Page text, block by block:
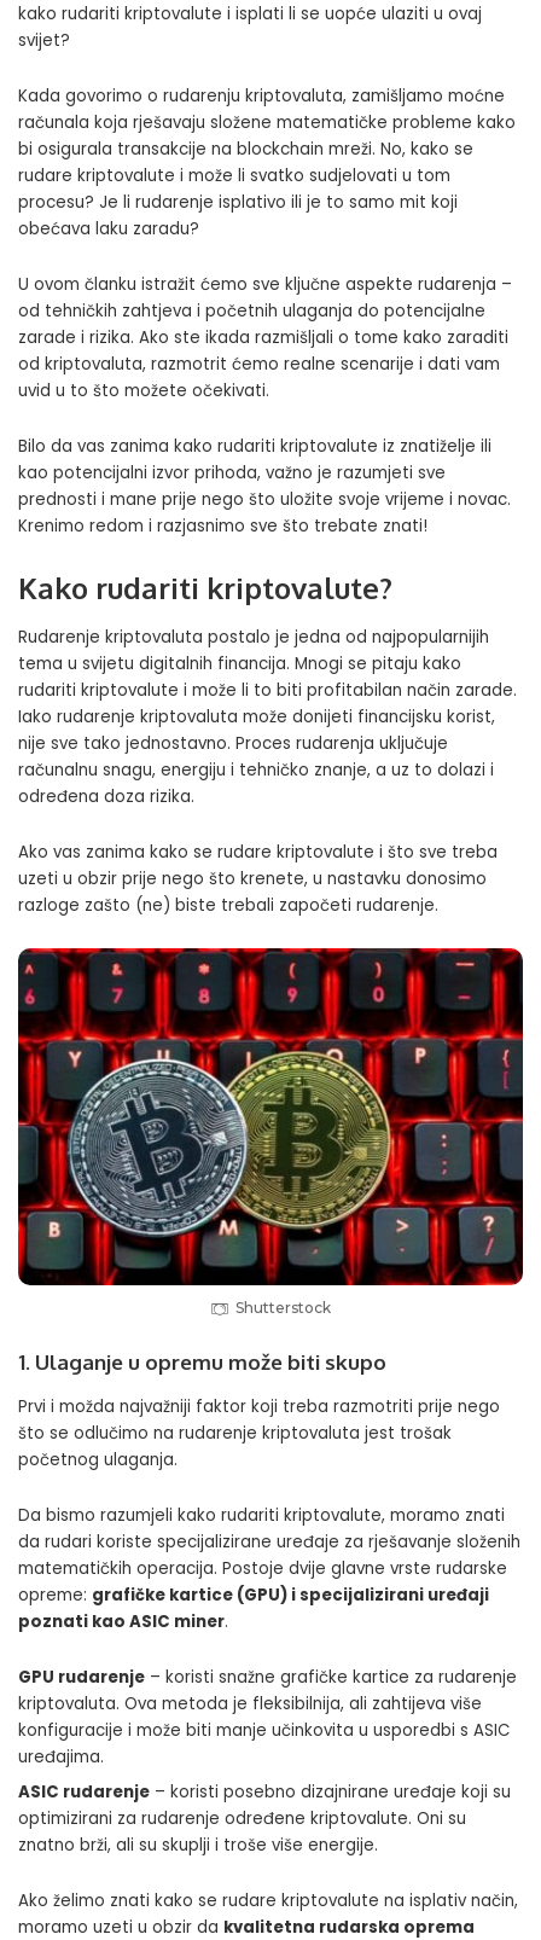
kako rudariti kriptovalute i isplati li se uopće ulaziti u ovaj
svijet?
Kada govorimo o rudarenju kriptovaluta, zamišljamo moćne
računala koja rješavaju složene matematičke probleme kako
bi osigurala transakcije na blockchain mreži. No, kako se
rudare kriptovalute i može li svatko sudjelovati u tom
procesu? Je li rudarenje isplativo ili je to samo mit koji
obećava laku zaradu?
U ovom članku istražit ćemo sve ključne aspekte rudarenja –
od tehničkih zahtjeva i početnih ulaganja do potencijalne
zarade i rizika. Ako ste ikada razmišljali o tome kako zaraditi
od kriptovaluta, razmotrit ćemo realne scenarije i dati vam
uvid u to što možete očekivati.
Bilo da vas zanima kako rudariti kriptovalute iz znatiželje ili
kao potencijalni izvor prihoda, važno je razumjeti sve
prednosti i mane prije nego što uložite svoje vrijeme i novac.
Krenimo redom i razjasnimo sve što trebate znati!
Kako rudariti kriptovalute?
Rudarenje kriptovaluta postalo je jedna od najpopularnijih
tema u svijetu digitalnih financija. Mnogi se pitaju kako
rudariti kriptovalute i može li to biti profitabilan način zarade.
Iako rudarenje kriptovaluta može donijeti financijsku korist,
nije sve tako jednostavno. Proces rudarenja uključuje
računalnu snagu, energiju i tehničko znanje, a uz to dolazi i
određena doza rizika.
Ako vas zanima kako se rudare kriptovalute i što sve treba
uzeti u obzir prije nego što krenete, u nastavku donosimo
razloge zašto (ne) biste trebali započeti rudarenje.
Shutterstock
1. Ulaganje u opremu može biti skupo
Prvi i možda najvažniji faktor koji treba razmotriti prije nego
što se odlučimo na rudarenje kriptovaluta jest trošak
početnog ulaganja.
Da bismo razumjeli kako rudariti kriptovalute, moramo znati
da rudari koriste specijalizirane uređaje za rješavanje složenih
matematičkih operacija. Postoje dvije glavne vrste rudarske
opreme: grafičke kartice (GPU) ispecijalizirani uređaji
poznati kao ASIC miner.
GPU rudarenje – koristi snažne grafičke kartice za rudarenje
kriptovaluta. Ova metoda je fleksibilnija, ali zahtijeva više
konfiguracije i može biti manje učinkovita u usporedbi s ASIC
uređajima.
ASIC rudarenje – koristi posebno dizajnirane uređaje koji su
optimizirani za rudarenje određene kriptovalute. Oni su
znatno brži, ali su skuplji i troše više energije.
Ako želimo znati kako se rudare kriptovalute na isplativ način,
moramo uzeti u obzir da kvalitetna rudarska oprema